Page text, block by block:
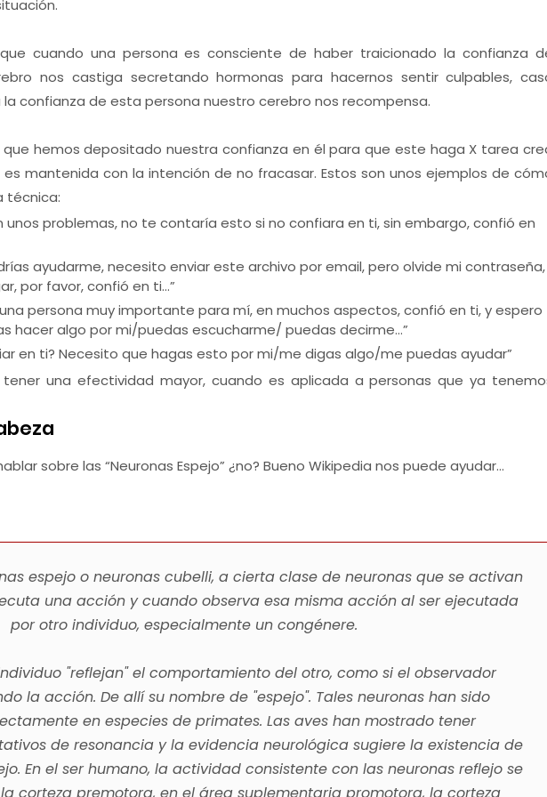
cuando una persona es consciente de haber traicionado la confianza
nos castiga secretando hormonas para hacernos sentir culpables,
confianza de esta persona nuestro cerebro nos recompensa.
que hemos depositado nuestra confianza en él para que este haga X tarea
mantenida con la intención de no fracasar. Estos son unos ejemplos de
técnica:
unos problemas, no te contaría esto si no confiara en ti, sin embargo, confió en
ayudarme, necesito enviar este archivo por email, pero olvide mi contraseña,
por favor, confió en ti…”
una persona muy importante para mí, en muchos aspectos, confió en ti, y espero
hacer algo por mi/puedas escucharme/ puedas decirme…”
en ti? Necesito que hagas esto por mi/me digas algo/me puedas ayudar”
una efectividad mayor, cuando es aplicada a personas que ya
sobre las “Neuronas Espejo” ¿no? Bueno Wikipedia nos puede ayudar…
espejo o neuronas cubelli, a cierta clase de neuronas que se activan
una acción y cuando observa esa misma acción al ser ejecutada
por otro individuo, especialmente un congénere.
"reflejan" el comportamiento del otro, como si el observador
la acción. De allí su nombre de "espejo". Tales neuronas han sido
en especies de primates. Las aves han mostrado tener
de resonancia y la evidencia neurológica sugiere la existencia de
En el ser humano, la actividad consistente con las neuronas reflejo se